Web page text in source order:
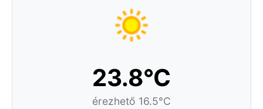
23.8°C
érezhető 16.5°C